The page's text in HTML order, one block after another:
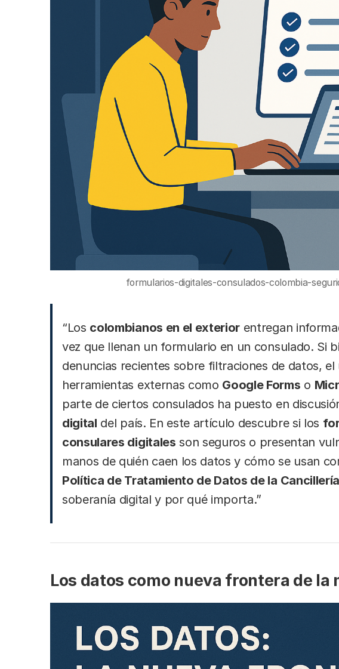
formularios-digitales-consulados-colombia-
“Los colombianos en el exterior entregan
vez que llenan un formulario en un consulado. Si
denuncias recientes sobre filtraciones de datos, el
herramientas externas como Google Forms o
parte de ciertos consulados ha puesto en
digital del país. En este artículo descubre si los
consulares digitales son seguros o presentan
manos de quién caen los datos y cómo se usan
Política de Tratamiento de Datos de la Cancillería
soberanía digital y por qué importa.”
Los datos como nueva frontera de la